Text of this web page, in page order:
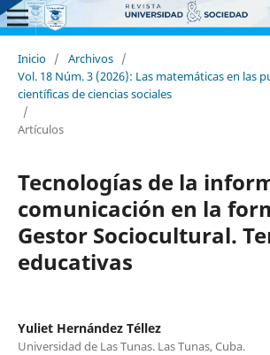
Inicio / Archivos /
Vol. 18 Núm. 3 (2026): Las matemáticas en las
científicas de ciencias sociales
/
Artículos
Tecnologías de la
comunicación en la
Gestor Sociocultural.
educativas
Yuliet Hernández Téllez
Universidad de Las Tunas. Las Tunas, Cuba.